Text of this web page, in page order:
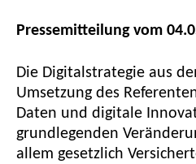
Pressemitteilung vom
Die Digitalstrategie aus
Umsetzung des
Daten und digitale
grundlegenden
allem gesetzlich